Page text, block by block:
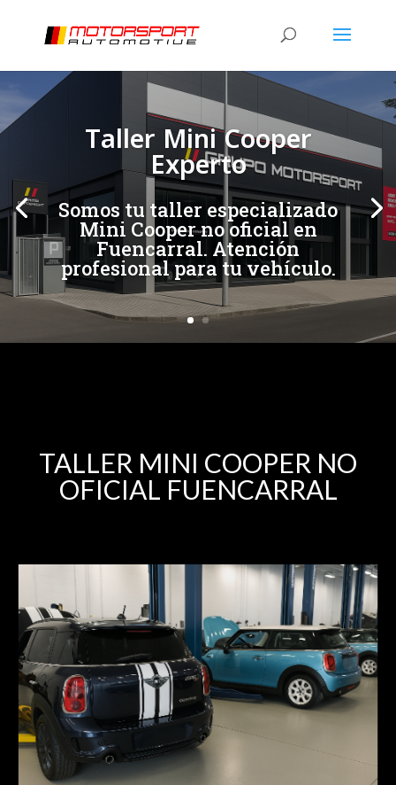
Taller Mini Cooper
Experto
Somos tu taller especializado
Mini Cooper no oficial en
Fuencarral. Atención
profesional para tu vehículo.
[/et_pb_slide] [/et_pb_slide]
TALLER MINI COOPER NO
OFICIAL FUENCARRAL